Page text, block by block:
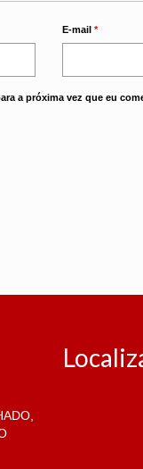
E-mail*
a próxima vez que eu